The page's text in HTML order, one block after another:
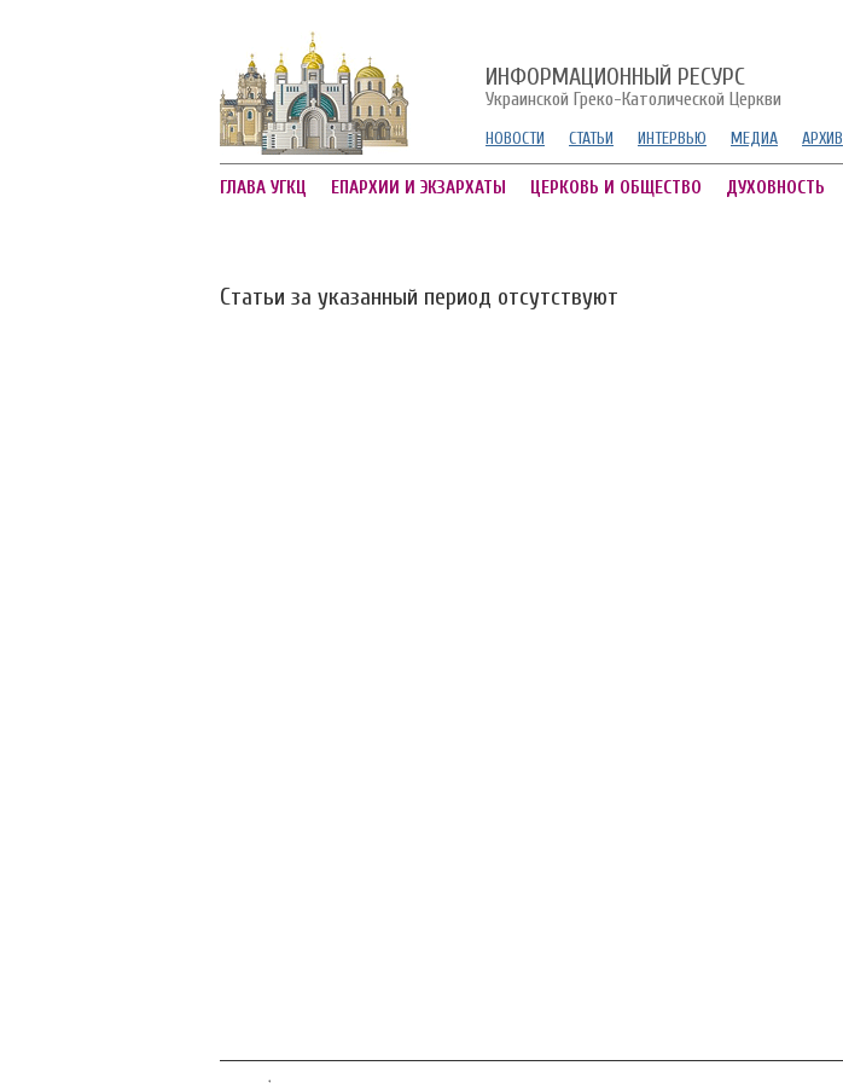
ИНФОРМАЦИОННЫЙ РЕСУРС
Украинской Греко-Католической Церкви
НОВОСТИ СТАТЬИ ИНТЕРВЬЮ МЕДИА АРХИВ
ГЛАВА УГКЦ ЕПАРХИИ И ЭКЗАРХАТЫ ЦЕРКОВЬ И ОБЩЕСТВО ДУХОВНОСТЬ
Статьи за указанный период отсутствуют